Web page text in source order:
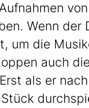
von
Wenn der
um die
auch die
als er